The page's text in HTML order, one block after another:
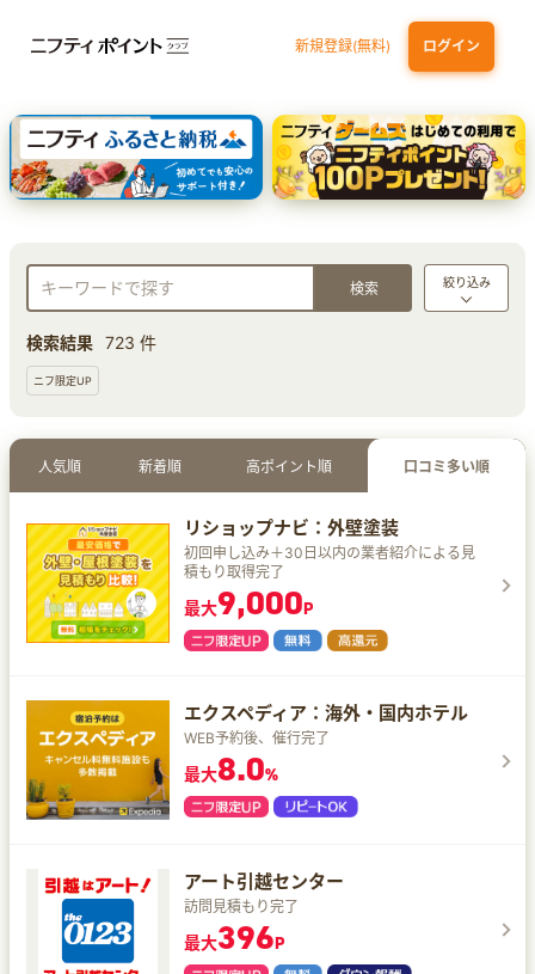
新規登録(無料) ログイン
dカード 九州カードNEXT JCB ORIGINAL SERIES：JCBカード S
三井住友カード ゴールド（NL）（家族カード発行）
【実質初月無料】DMM | Disney+(ディズニープラス) セットプラン
絞り込み
検索結果 723 件
ニフ限定UP
人気順 新着順 高ポイント順 口コミ多い順
リショップナビ：外壁塗装
初回申し込み＋30日以内の業者紹介による見
積もり取得完了
最大9,000P
エクスペディア：海外・国内ホテル
WEB予約後、催行完了
最大8.0%
アート引越センター
訪問見積もり完了
最大396P